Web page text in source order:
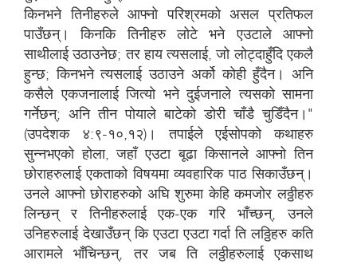
किनभने तिनीहरुले आफ्नो परिश्रमको असल प्रतिफल
पाउँछन्। किनकि तिनीहरु लोटे भने एउटाले आफ्नो
साथीलाई उठाउनेछ; तर हाय त्यसलाई, जो लोट्दाहुँदि एकलै
हुन्छ; किनभने त्यसलाई उठाउने अर्को कोही हुँदैन। अनि
कसैले एकजनालाई जित्यो भने दुईजनाले त्यसको सामना
गर्नेछन्; अनि तीन पोयाले बाटेको डोरी चाँडै चुडिँदैन।"
(उपदेशक ४:९-१०,१२)। तपाईले एईसोपको कथाहरु
सुन्नभएको होला, जहाँ एउटा बूढा किसानले आफ्नो तिन
छोराहरुलाई एकताको विषयमा व्यवहारिक पाठ सिकाउँछन्।
उनले आफ्नो छोराहरुको अघि शुरुमा केहि कमजोर लठ्ठीहरु
लिन्छन् र तिनीहरुलाई एक-एक गरि भाँच्छन्, उनले
उनिहरुलाई देखाउँछन् कि एउटा एउटा गर्दा ति लठ्ठिहरु कति
आरामले भाँचिन्छन्, तर जब ति लठ्ठीहरुलाई एकसाथ